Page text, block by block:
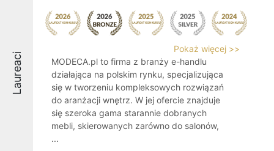
Laureaci
Pokaż więcej >>
MODECA.pl to firma z branży e-handlu
działająca na polskim rynku, specjalizująca
się w tworzeniu kompleksowych rozwiązań
do aranżacji wnętrz. W jej ofercie znajduje
się szeroka gama starannie dobranych
mebli, skierowanych zarówno do salonów,
...